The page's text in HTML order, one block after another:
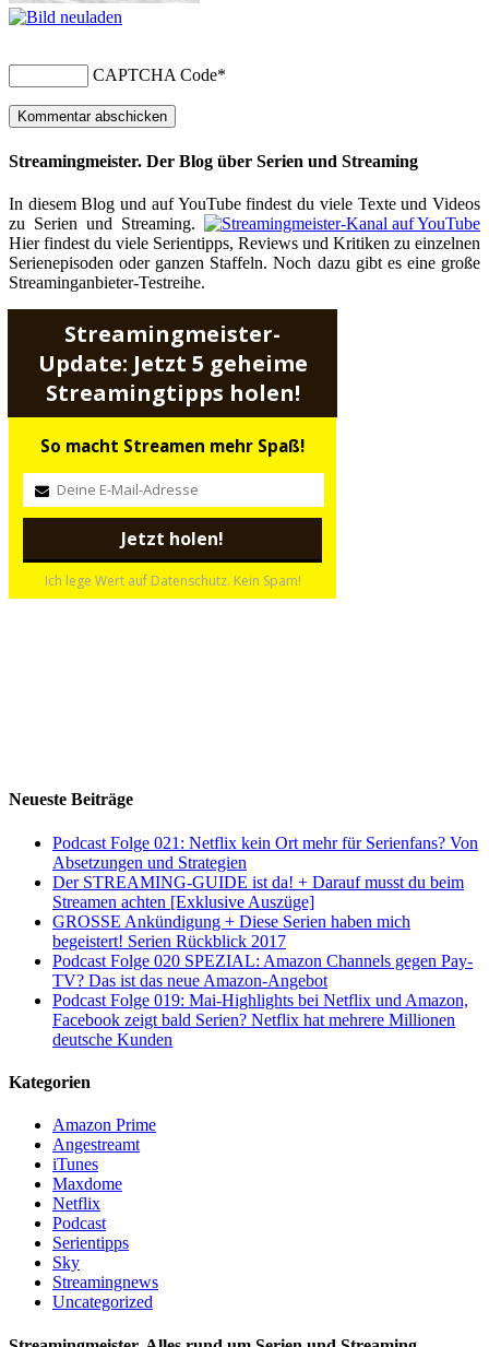
CAPTCHA Code*
Streamingmeister. Der Blog über Serien und Streaming
In diesem Blog und auf YouTube findest du viele Texte und Videos
zu Serien und Streaming.
Hier findest du viele Serientipps, Reviews und Kritiken zu einzelnen
Serienepisoden oder ganzen Staffeln. Noch dazu gibt es eine große
Streaminganbieter-Testreihe.
Streamingmeister-
Update: Jetzt 5 geheime
Streamingtipps holen!
So macht Streamen mehr Spaß!
Ich lege Wert auf Datenschutz. Kein Spam!
Neueste Beiträge
Podcast Folge 021: Netflix kein Ort mehr für Serienfans? Von
Absetzungen und Strategien
Der STREAMING-GUIDE ist da! + Darauf musst du beim
Streamen achten [Exklusive Auszüge]
GROSSE Ankündigung + Diese Serien haben mich
begeistert! Serien Rückblick 2017
Podcast Folge 020 SPEZIAL: Amazon Channels gegen Pay-
TV? Das ist das neue Amazon-Angebot
Podcast Folge 019: Mai-Highlights bei Netflix und Amazon,
Facebook zeigt bald Serien? Netflix hat mehrere Millionen
deutsche Kunden
Kategorien
Amazon Prime
Angestreamt
iTunes
Maxdome
Netflix
Podcast
Serientipps
Sky
Streamingnews
Uncategorized